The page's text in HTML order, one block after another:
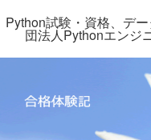
Python試験・資格、デ
団法人Pythonエンジ